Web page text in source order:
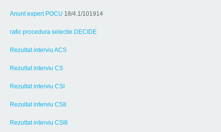
Anunt expert POCU 18/4.1/101914
rafic procedura selectie DECIDE
Rezultat interviu ACS
Rezultat interviu CS
Rezultat interviu CSI
Rezultat interviu CSII
Rezultat interviu CSIII